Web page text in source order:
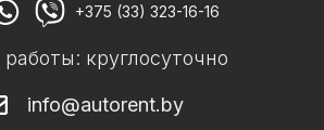
+375 (33) 323-16-16
круглосуточно
info@autorent.by